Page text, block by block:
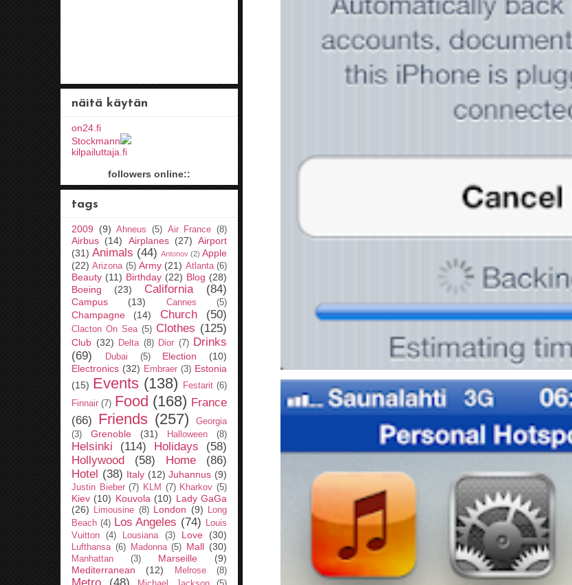
näitä käytän
on24.fi
Stockmann
kilpailuttaja.fi
followers online::
tags
2009 (9) Ahneus (5) Air France (8)
Airbus (14) Airplanes (27) Airport
(31) Animals (44) Antonov (2) Apple
(22) Arizona (5) Army (21) Atlanta (6)
Beauty (11) Birthday (22) Blog (28)
Boeing
(23) California (84)
Campus (13) Cannes (5)
Champagne (14) Church (50)
Clacton On Sea (5) Clothes (125)
Club (32) Delta (8) Dior (7) Drinks
(69)
Dubai (5) Election
(10)
Electronics (32) Embraer (3) Estonia
(15) Events (138) Festarit (6)
Finnair (7) Food (168) France
(66) Friends (257)
Georgia
(3)
Grenoble (31) Halloween (8)
Helsinki (114) Holidays
(58)
Hollywood
(58) Home
(86)
Hotel (38) Italy (12) Juhannus (9)
Justin Bieber (7) KLM (7) Kharkov (5)
Kiev (10) Kouvola (10) Lady GaGa
(26)
Limousine (8) London (9)
Long
Beach (4) Los Angeles (74)
Louis
Vuitton
(4) Lousiana (3) Love (30)
Lufthansa (6) Madonna (5) Mall (30)
Manhattan (3) Marseille
(9)
Mediterranean
(12) Melrose (8)